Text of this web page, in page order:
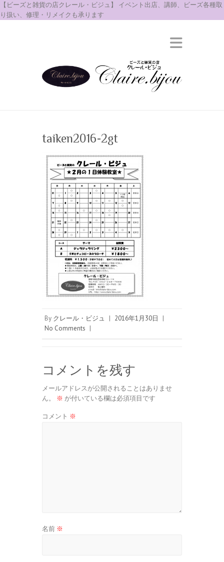
【ビーズと雑貨の店クレール・ビジュ】 イベント出店、講師、ビーズ各種取
り扱い、修理・リメイクも承ります
taiken2016-2gt
By クレール・ビジュ | 2016年1月30日
|
No Comments |
コメントを残す
メールアドレスが公開されることはありませ
ん。
※ が付いている欄は必須項目です
コメント ※
名前 ※